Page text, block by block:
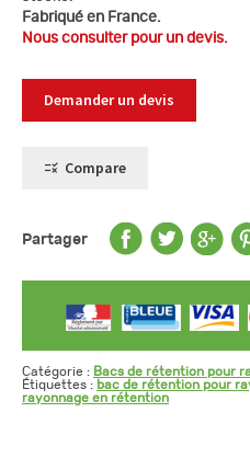
Fabriqué en France.
Nous consulter pour un devis.
Demander un devis
Compare
Partager
Catégorie : Bacs de rétention pour
Étiquettes : bac de rétention pour
rayonnage en rétention